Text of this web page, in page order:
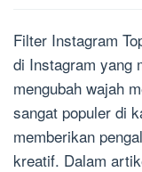
Filter Instagram
di Instagram yang
mengubah wajah
sangat populer di
memberikan
kreatif. Dalam